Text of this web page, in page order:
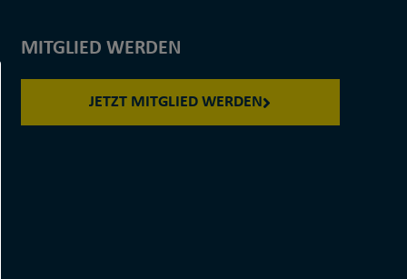
MITGLIED WERDEN
JETZT MITGLIED WERDEN